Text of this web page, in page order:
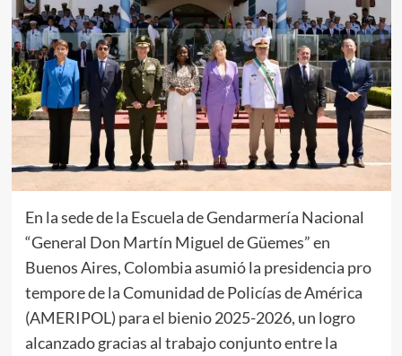
En la sede de la Escuela de Gendarmería Nacional
“General Don Martín Miguel de Güemes” en
Buenos Aires, Colombia asumió la presidencia pro
tempore de la Comunidad de Policías de América
(AMERIPOL) para el bienio 2025-2026, un logro
alcanzado gracias al trabajo conjunto entre la